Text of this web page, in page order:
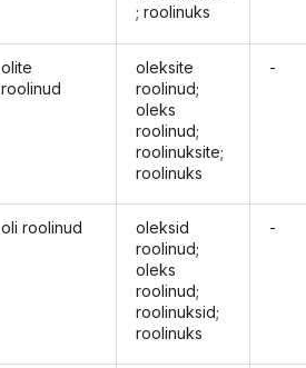
olite
roolinud
oli roolinud
; roolinuks
oleksite
roolinud;
oleks
roolinud;
roolinuksite;
roolinuks
oleksid
roolinud;
oleks
roolinud;
roolinuksid;
roolinuks
-
-